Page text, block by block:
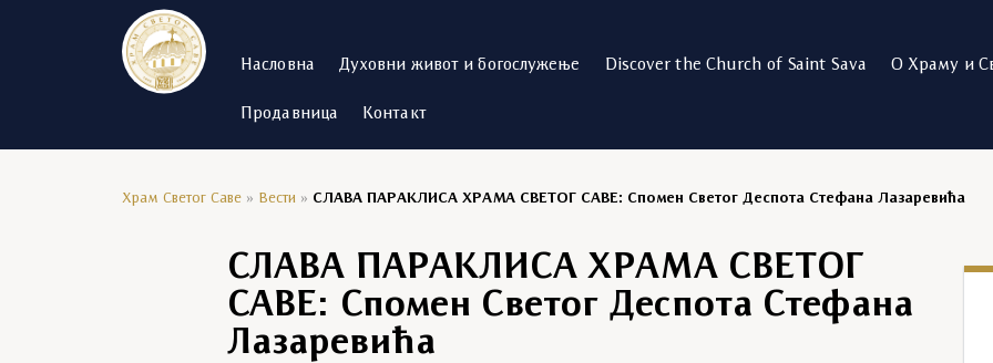
Насловна Духовни живот и богослужење Discover the Church of Saint Sava О Храму и
Продавница Контакт
Храм Светог Саве » Вести » СЛАВА ПАРАКЛИСА ХРАМА СВЕТОГ САВЕ: Спомен Светог Деспота Стефана Лазаревића
СЛАВА ПАРАКЛИСА ХРАМА СВЕТОГ
САВЕ: Спомен Светог Деспота Стефана
Лазаревића